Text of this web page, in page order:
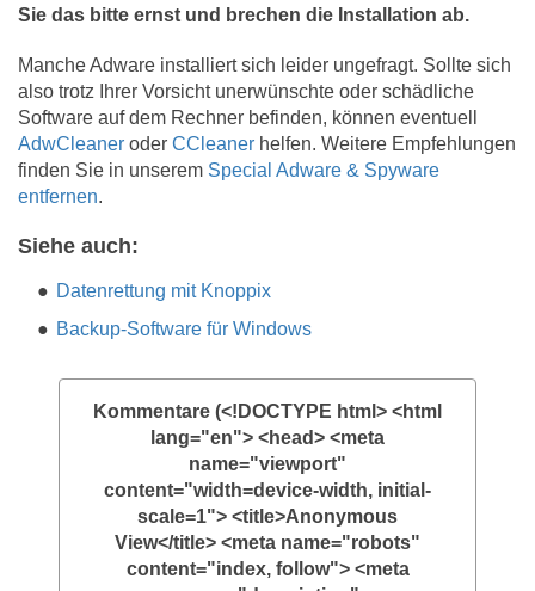
Sie das bitte ernst und brechen die Installation ab.
Manche Adware installiert sich leider ungefragt. Sollte sich
also trotz Ihrer Vorsicht unerwünschte oder schädliche
Software auf dem Rechner befinden, können eventuell
AdwCleaner oder CCleaner helfen. Weitere Empfehlungen
finden Sie in unserem Special Adware & Spyware
entfernen.
Siehe auch:
Datenrettung mit Knoppix
Backup-Software für Windows
Kommentare (<!DOCTYPE html> <html
lang="en"> <head> <meta
name="viewport"
content="width=device-width, initial-
scale=1"> <title>Anonymous
View</title> <meta name="robots"
content="index, follow"> <meta